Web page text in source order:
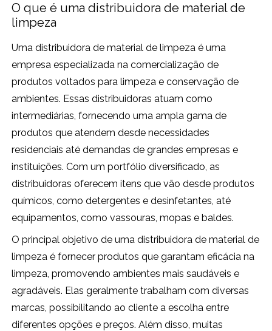
O que é uma distribuidora de material de
limpeza
Uma distribuidora de material de limpeza é uma
empresa especializada na comercialização de
produtos voltados para limpeza e conservação de
ambientes. Essas distribuidoras atuam como
intermediárias, fornecendo uma ampla gama de
produtos que atendem desde necessidades
residenciais até demandas de grandes empresas e
instituições. Com um portfólio diversificado, as
distribuidoras oferecem itens que vão desde produtos
químicos, como detergentes e desinfetantes, até
equipamentos, como vassouras, mopas e baldes.
O principal objetivo de uma distribuidora de material de
limpeza é fornecer produtos que garantam eficácia na
limpeza, promovendo ambientes mais saudáveis e
agradáveis. Elas geralmente trabalham com diversas
marcas, possibilitando ao cliente a escolha entre
diferentes opções e preços. Além disso, muitas